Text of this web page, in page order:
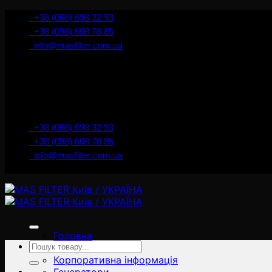
İçeriğe+38 (068) 698 32 93
+38 (098) 608 78 85
info@masfilter.com.ua
+38 (068) 698 32 93
+38 (098) 608 78 85
info@masfilter.com.ua
Головна
Товари
Корпоративна інформація
Ara: